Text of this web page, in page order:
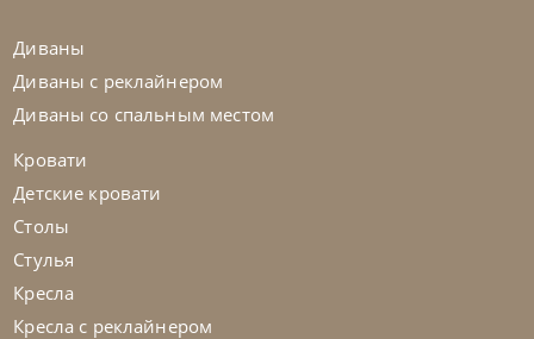
Диваны
Диваны с реклайнером
Диваны со спальным местом
Кровати
Детские кровати
Столы
Стулья
Кресла
Кресла с реклайнером